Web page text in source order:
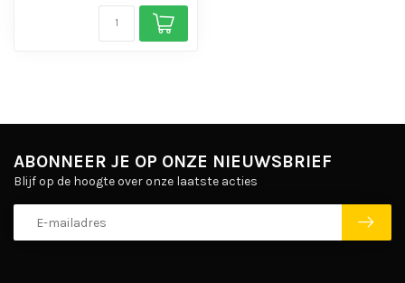
ABONNEER JE OP ONZE NIEUWSBRIEF
Blijf op de hoogte over onze laatste acties